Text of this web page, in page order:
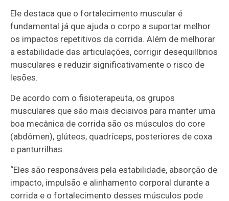
Ele destaca que o fortalecimento muscular é
fundamental já que ajuda o corpo a suportar melhor
os impactos repetitivos da corrida. Além de melhorar
a estabilidade das articulações, corrigir desequilíbrios
musculares e reduzir significativamente o risco de
lesões.
De acordo com o fisioterapeuta, os grupos
musculares que são mais decisivos para manter uma
boa mecânica de corrida são os músculos do core
(abdômen), glúteos, quadríceps, posteriores de coxa
e panturrilhas.
“Eles são responsáveis pela estabilidade, absorção de
impacto, impulsão e alinhamento corporal durante a
corrida e o fortalecimento desses músculos pode